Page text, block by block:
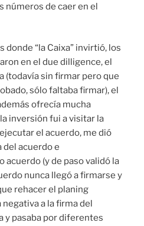
números de caer en el
donde “la Caixa” invirtió, los
en el due dilligence, el
(todavía sin firmar pero que
sólo faltaba firmar), el
ofrecía mucha
inversión fui a visitar la
el acuerdo, me dió
del acuerdo e
(y de paso validó la
nunca llegó a firmarse y
rehacer el planing
a la firma del
y pasaba por diferentes